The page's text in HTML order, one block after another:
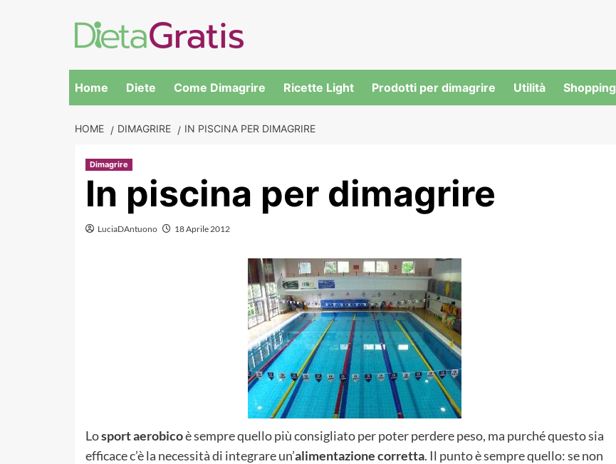
to
content
Home Diete Come Dimagrire Ricette Light Prodotti per dimagrire Utilità Shopping
HOME DIMAGRIRE IN PISCINA PER DIMAGRIRE
Dimagrire
In piscina per dimagrire
LuciaDAntuono 18 Aprile 2012
Losport aerobicoè sempre quello più consigliato per poter perdere peso, ma purché questo sia
efficace c’è la necessità di integrare un’alimentazione corretta. Il punto è sempre quello: se non